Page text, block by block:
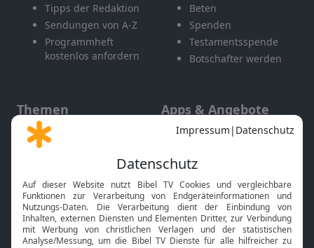
Tipps der Redaktion
Sendungen von A-Z
Programmheft
kostenlos anfordern
Beten
Spenden
Testamentsspende
Botschafter werden
Themen
Gott und Bibel erklärt
Neuigkeiten
Apps & Angebote
Mobile App
Smart TV
HbbTV
Bibelthek Online-Bibel
Nächster Gottesdienst